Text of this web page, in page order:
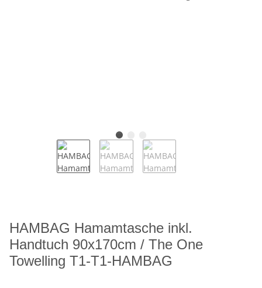
HAMBAG Hamamtasche inkl.
Handtuch 90x170cm / The One
Towelling T1-T1-HAMBAG